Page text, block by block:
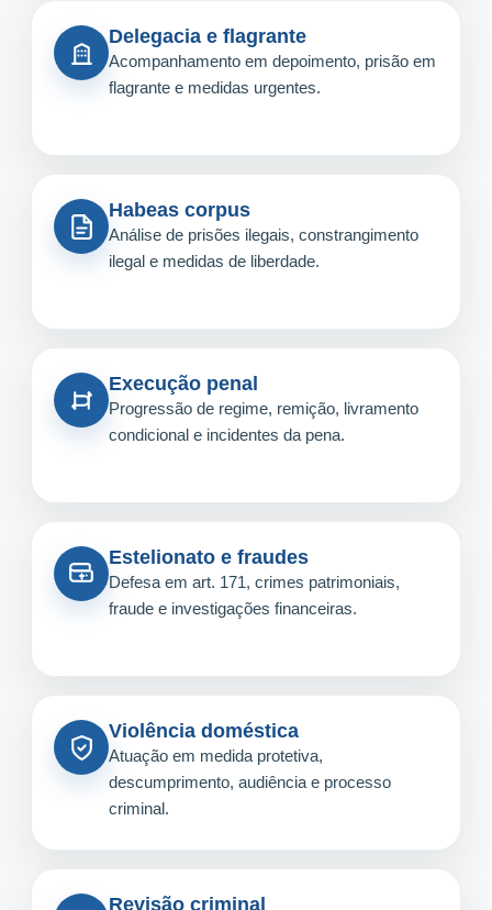
Delegacia e flagrante
Acompanhamento em depoimento, prisão em
flagrante e medidas urgentes.
Habeas corpus
Análise de prisões ilegais, constrangimento
ilegal e medidas de liberdade.
Execução penal
Progressão de regime, remição, livramento
condicional e incidentes da pena.
Estelionato e fraudes
Defesa em art. 171, crimes patrimoniais,
fraude e investigações financeiras.
Violência doméstica
Atuação em medida protetiva,
descumprimento, audiência e processo
criminal.
Revisão criminal